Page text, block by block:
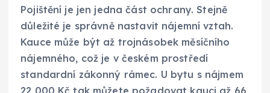
Pojištění je jen jedna část ochrany. Stejně
důležité je správně nastavit nájemní vztah.
Kauce může být až trojnásobek měsíčního
nájemného, což je v českém prostředí
standardní zákonný rámec. U bytu s nájmem